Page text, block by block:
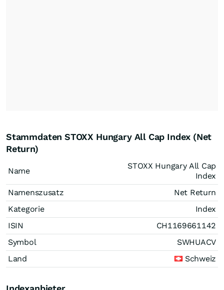
Stammdaten STOXX Hungary All Cap Index (Net
Return)
Name
STOXX Hungary All Cap
Index
Namenszusatz
Net Return
Kategorie
Index
ISIN
CH1169661142
Symbol
SWHUACV
Land
Schweiz